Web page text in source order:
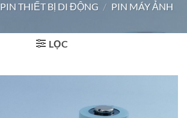
PIN THIẾT BỊ DI ĐỘNG / PIN MÁY ẢNH
LỌC